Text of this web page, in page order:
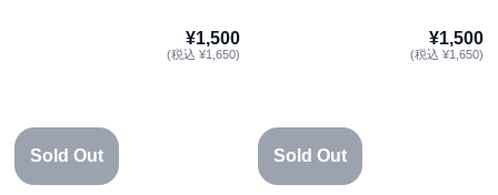
¥1,500
(税込 ¥1,650)
Sold Out
¥1,500
(税込 ¥1,650)
Sold Out